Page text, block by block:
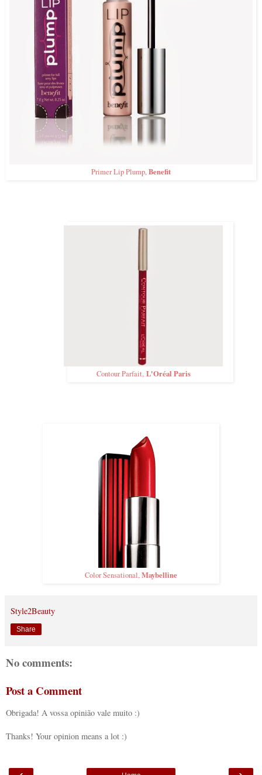
Primer Lip Plump,Benefit
Contour Parfait, L'Oréal Paris
Color Sensational,Maybelline
Style2Beauty
Share
No comments:
Post a Comment
Obrigada! A vossa opinião vale muito :)
Thanks! Your opinion means a lot :)